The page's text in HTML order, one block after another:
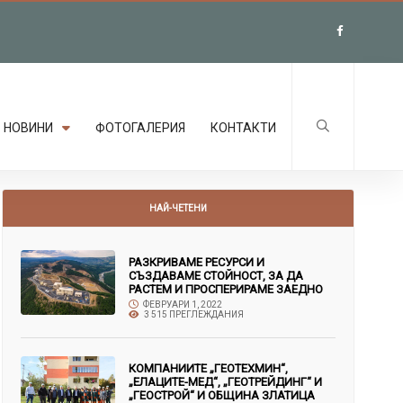
НОВИНИ ФОТОГАЛЕРИЯ КОНТАКТИ
НАЙ-ЧЕТЕНИ
РАЗКРИВАМЕ РЕСУРСИ И
СЪЗДАВАМЕ СТОЙНОСТ, ЗА ДА
РАСТЕМ И ПРОСПЕРИРАМЕ ЗАЕДНО
ФЕВРУАРИ 1, 2022
3 515 ПРЕГЛЕЖДАНИЯ
КОМПАНИИТЕ „ГЕОТЕХМИН“,
„ЕЛАЦИТЕ-МЕД“, „ГЕОТРЕЙДИНГ“ И
„ГЕОСТРОЙ“ И ОБЩИНА ЗЛАТИЦА